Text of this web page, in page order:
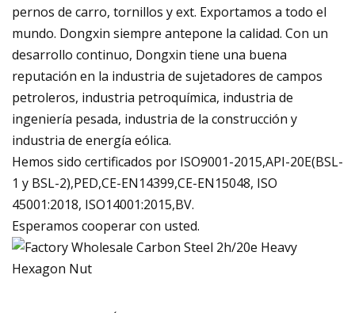
pernos de carro, tornillos y ext. Exportamos a todo el
mundo. Dongxin siempre antepone la calidad. Con un
desarrollo continuo, Dongxin tiene una buena
reputación en la industria de sujetadores de campos
petroleros, industria petroquímica, industria de
ingeniería pesada, industria de la construcción y
industria de energía eólica.
Hemos sido certificados por ISO9001-2015,API-20E(BSL-
1 y BSL-2),PED,CE-EN14399,CE-EN15048, ISO
45001:2018, ISO14001:2015,BV.
Esperamos cooperar con usted.